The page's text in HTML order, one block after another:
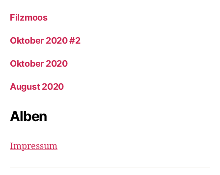
Filzmoos
Oktober 2020 #2
Oktober 2020
August 2020
Alben
Impressum